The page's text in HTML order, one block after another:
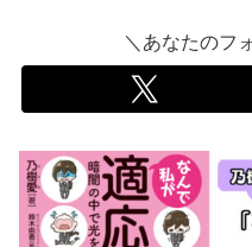
＼あなたのフ